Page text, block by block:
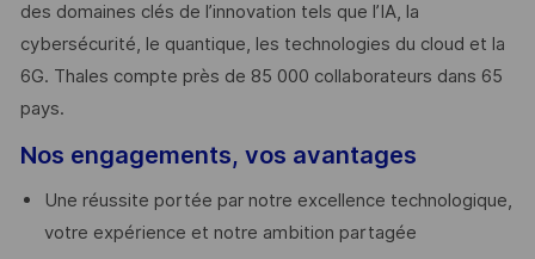
des domaines clés de l’innovation tels que l’IA, la
cybersécurité, le quantique, les technologies du cloud et la
6G. Thales compte près de 85 000 collaborateurs dans 65
pays. ​
Nos engagements, vos avantages
Une réussite portée par notre excellence technologique,
votre expérience et notre ambition partagée